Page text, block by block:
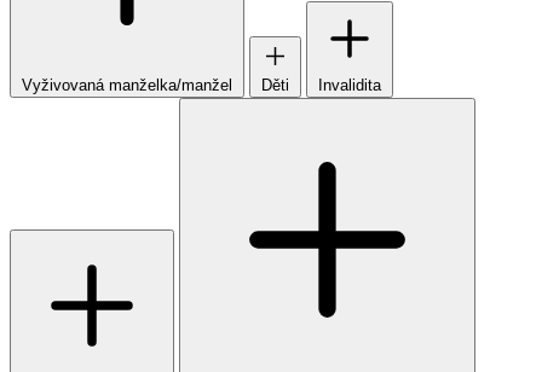
Vyživovaná manželka/manžel Děti Invalidita